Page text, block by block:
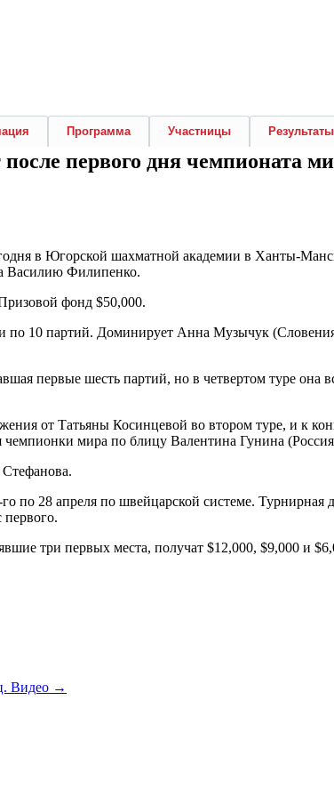
Программа Участницы Результаты
первого дня чемпионата
в Югорской шахматной академии в Ханты-
Василию Филипенко.
фонд $50,000.
по 10 партий. Доминирует Анна Музычук
первые шесть партий, но в четвертом туре
от Татьяны Косинцевой во втором туре, и к
мира по блицу Валентина Гунина
по 28 апреля по швейцарской системе.
три первых места, получат $12,000, $9,000 и
Видео →